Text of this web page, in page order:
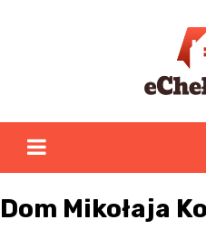
Dom Mikołaja